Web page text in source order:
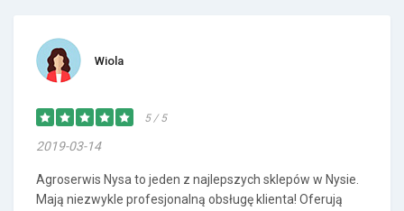
Wiola
5 / 5
2019-03-14
Agroserwis Nysa to jeden z najlepszych sklepów w Nysie.
Mają niezwykle profesjonalną obsługę klienta! Oferują